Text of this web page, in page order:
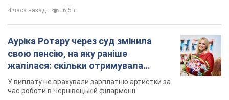
4 часа назад 6,5 т.
Ауріка Ротару через суд змінила
свою пенсію, на яку раніше
жалілася: скільки отримувала
співачка
У виплату не врахували зарплатню артистки за
час роботи в Чернівецькій філармонії